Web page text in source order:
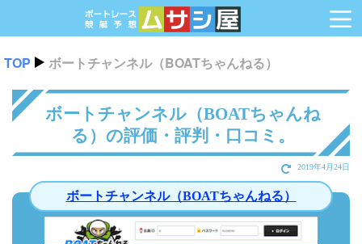
TOP ボートチャンネル（BOATちゃんねる）
ボートチャンネル（BOATちゃんね
る）の評価・評判・口コミ。
2019年4月24日
ボートチャンネル（BOATちゃんねる）